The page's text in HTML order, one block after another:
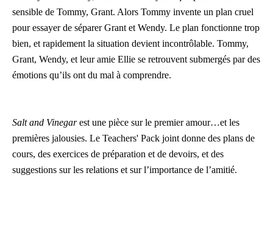
sensible de Tommy, Grant. Alors Tommy invente un plan cruel
pour essayer de séparer Grant et Wendy. Le plan fonctionne trop
bien, et rapidement la situation devient incontrôlable. Tommy,
Grant, Wendy, et leur amie Ellie se retrouvent submergés par des
émotions qu’ils ont du mal à comprendre.
Salt and Vinegarest une pièce sur le premier amour…et les
premières jalousies. Le Teachers' Pack joint donne des plans de
cours, des exercices de préparation et de devoirs, et des
suggestions sur les relations et sur l’importance de l’amitié.